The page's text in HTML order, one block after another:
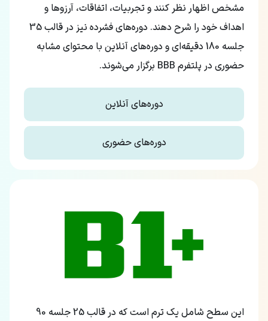
مشخص اظهار نظر کنند و تجربیات، اتفاقات، آرزوها و
اهداف خود را شرح دهند. دوره‌های فشرده نیز در قالب 35
جلسه 180 دقیقه‌ای و دوره‌های آنلاین با محتوای مشابه
حضوری در پلتفرم BBB برگزار می‌شوند.
دوره‌های آنلاین
دوره‌های حضوری
این سطح شامل یک ترم است که در قالب 25 جلسه 90